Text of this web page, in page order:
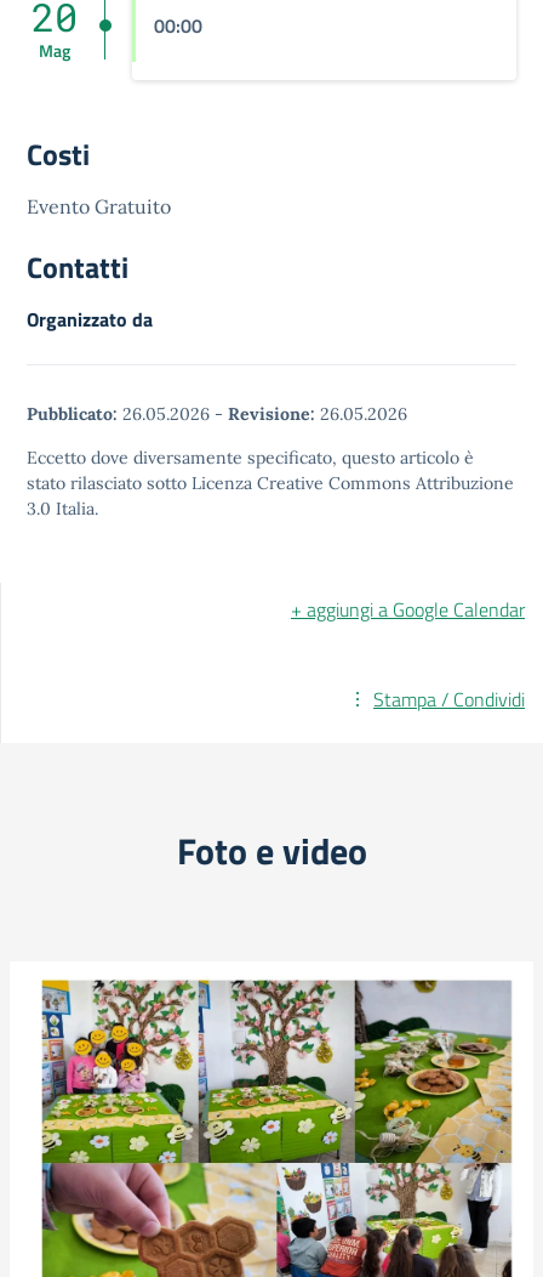
00:00
20
Mag
Costi
Evento Gratuito
Contatti
Organizzato da
Pubblicato: 26.05.2026 - Revisione: 26.05.2026
Eccetto dove diversamente specificato, questo articolo è
stato rilasciato sotto Licenza Creative Commons Attribuzione
3.0 Italia.
+ aggiungi a Google Calendar
Stampa / Condividi
Foto e video